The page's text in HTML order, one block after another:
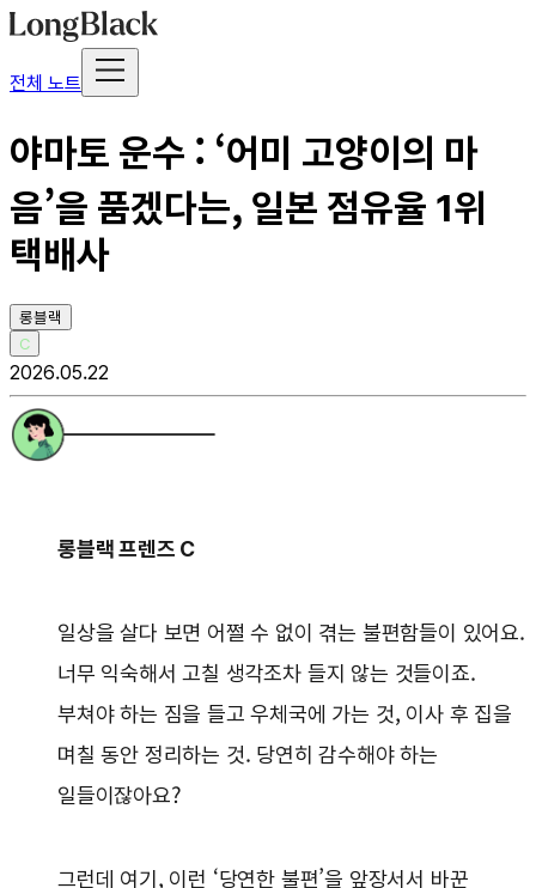
전체 노트
야마토 운수 : ‘어미 고양이의 마
음’을 품겠다는, 일본 점유율 1위
택배사
롱블랙
C
2026.05.22
롱블랙 프렌즈 C
일상을 살다 보면 어쩔 수 없이 겪는 불편함들이 있어요.
너무 익숙해서 고칠 생각조차 들지 않는 것들이죠.
부쳐야 하는 짐을 들고 우체국에 가는 것, 이사 후 집을
며칠 동안 정리하는 것. 당연히 감수해야 하는
일들이잖아요?
그런데 여기, 이런 ‘당연한 불편’을 앞장서서 바꾼